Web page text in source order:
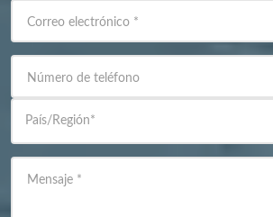
Correo electrónico *
Número de teléfono
País/Región*
Mensaje *